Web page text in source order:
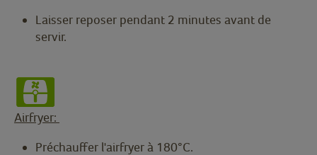
Laisser reposer pendant 2 minutes avant de
servir.
Airfryer:
Préchauffer l'airfryer à 180°C.